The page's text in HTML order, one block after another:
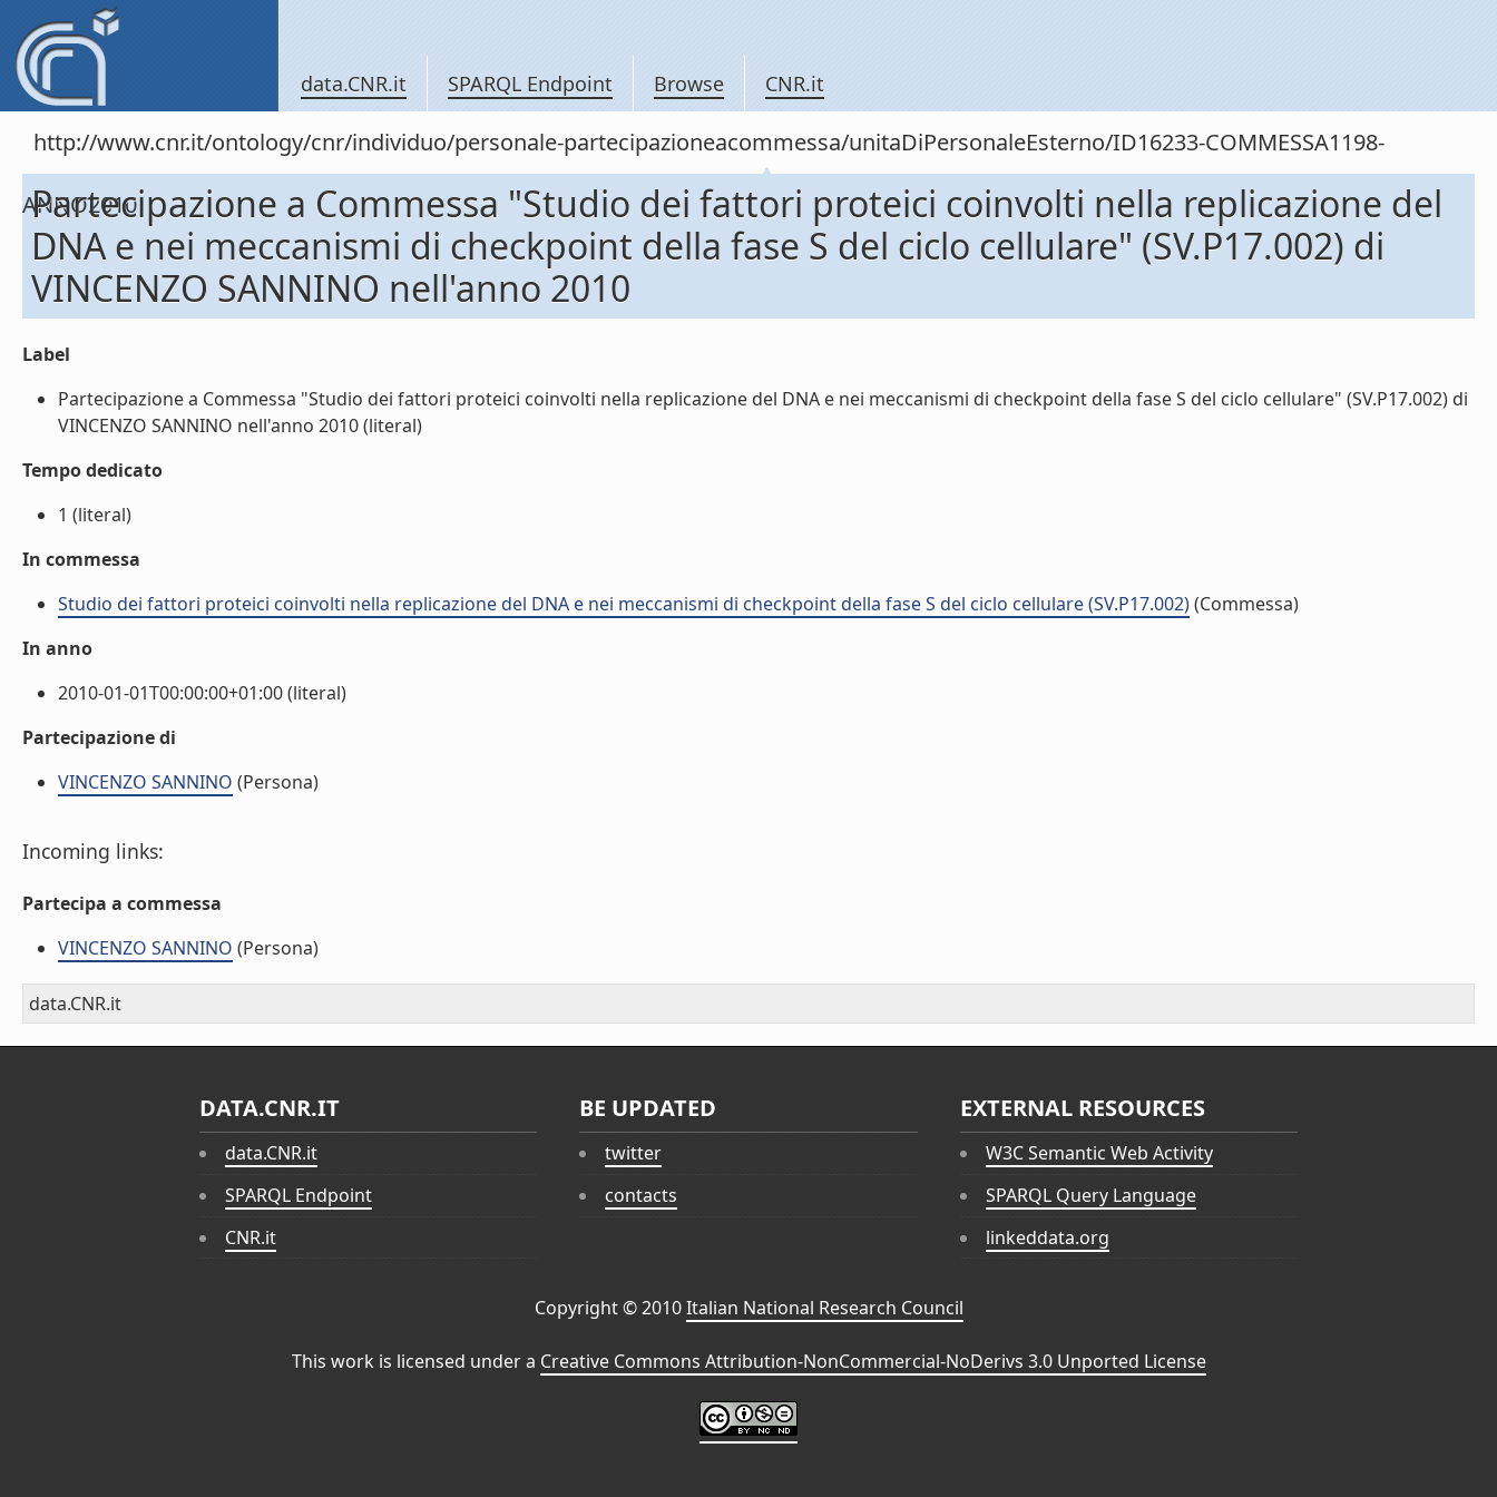
data.CNR.it SPARQL Endpoint Browse CNR.it
http://www.cnr.it/ontology/cnr/individuo/personale-partecipazioneacommessa/unitaDiPersonaleEsterno/ID16233-COMMESSA1198-
ANNO2010
Partecipazione a Commessa "Studio dei fattori proteici coinvolti nella replicazione del
DNA e nei meccanismi di checkpoint della fase S del ciclo cellulare" (SV.P17.002) di
VINCENZO SANNINO nell'anno 2010
Label
Partecipazione a Commessa "Studio dei fattori proteici coinvolti nella replicazione del DNA e nei meccanismi di checkpoint della fase S del ciclo cellulare" (SV.P17.002) di
VINCENZO SANNINO nell'anno 2010 (literal)
Tempo dedicato
1 (literal)
In commessa
Studio dei fattori proteici coinvolti nella replicazione del DNA e nei meccanismi di checkpoint della fase S del ciclo cellulare (SV.P17.002)(Commessa)
In anno
2010-01-01T00:00:00+01:00 (literal)
Partecipazione di
VINCENZO SANNINO (Persona)
Incoming links:
Partecipa a commessa
VINCENZO SANNINO (Persona)
data.CNR.it
DATA.CNR.IT
data.CNR.it
SPARQL Endpoint
CNR.it
BE UPDATED
twitter
contacts
EXTERNAL RESOURCES
W3C Semantic Web Activity
SPARQL Query Language
linkeddata.org
Copyright © 2010Italian National Research Council
This work is licensed under a Creative Commons Attribution-NonCommercial-NoDerivs 3.0 Unported License